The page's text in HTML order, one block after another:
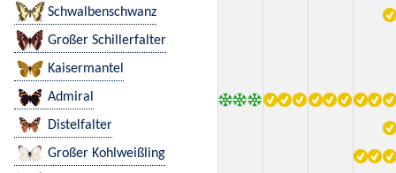
Schwalbenschwanz
Großer Schillerfalter
Kaisermantel
Admiral
Distelfalter
Großer Kohlweißling